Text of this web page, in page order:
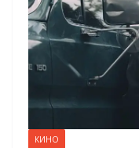
КИНО